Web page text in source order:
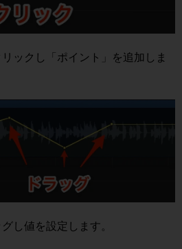
ックし「ポイント」を追加しま
し値を設定します。